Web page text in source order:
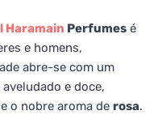
Haramain Perfumes é
e homens,
abre-se com um
aveludado e doce,
o nobre aroma de rosa.